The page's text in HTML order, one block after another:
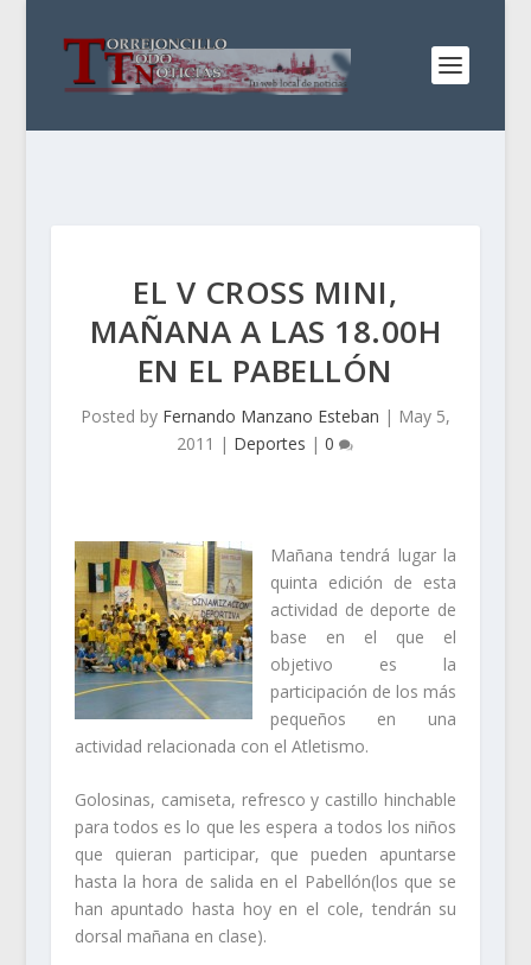
EL V CROSS MINI,
MAÑANA A LAS 18.00H
EN EL PABELLÓN
Posted by Fernando Manzano Esteban | May 5,
2011 | Deportes |0
Mañana tendrá lugar la
quinta edición de esta
actividad de deporte de
base en el que el
objetivo es la
participación de los más
pequeños en una
actividad relacionada con el Atletismo.
Golosinas, camiseta, refresco y castillo hinchable
para todos es lo que les espera a todos los niños
que quieran participar, que pueden apuntarse
hasta la hora de salida en el Pabellón(los que se
han apuntado hasta hoy en el cole, tendrán su
dorsal mañana en clase).